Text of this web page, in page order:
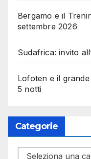
Bergamo e il
settembre 2026
Sudafrica: invito
Lofoten e il
5 notti
Categorie
Categorie